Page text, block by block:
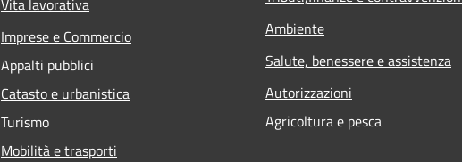
Imprese e Commercio
Appalti pubblici
Catasto e urbanistica
Turismo
Mobilità e trasporti
Ambiente
Salute, benessere e assistenza
Autorizzazioni
Agricoltura e pesca